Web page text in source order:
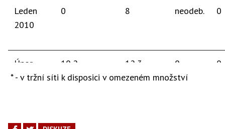
Leden
2010
0 8 neodeb. 0
Únor
2010
10,2 12,3 0 0
* - v tržní síti k disposici v omezeném množství